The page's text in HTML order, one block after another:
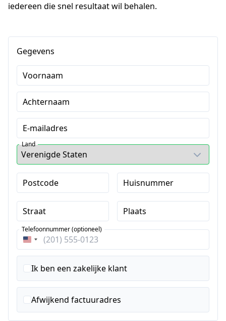
iedereen die snel resultaat wil behalen.
Gegevens
Voornaam
Achternaam
E-mailadres
Land
Postcode Huisnummer
Straat Plaats
Verenigde
Staten
+1
Telefoonnummer (optioneel)
Ik ben een zakelijke klant
Afwijkend factuuradres